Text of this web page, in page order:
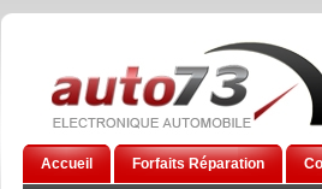
Accueil Forfaits Réparation